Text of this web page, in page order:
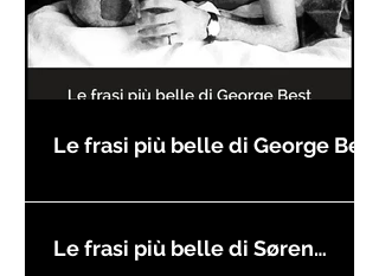
Le frasi più belle di George Best
Le frasi più belle di Søren